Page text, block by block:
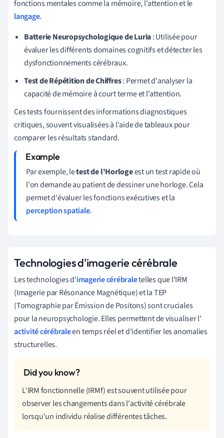
fonctions mentales comme la mémoire, l'attention et le
langage.
Batterie Neuropsychologique de Luria: Utilisée pour
évaluer les différents domaines cognitifs et détecter les
dysfonctionnements cérébraux.
Test de Répétition de Chiffres: Permet d'analyser la
capacité de mémoire à court terme et l'attention.
Ces tests fournissent des informations diagnostiques
critiques, souvent visualisées à l'aide de tableaux pour
comparer les résultats standard.
Par exemple, letest de l'Horlogeest un test rapide où
l'on demande au patient de dessiner une horloge. Cela
permet d'évaluer les fonctions exécutives et la
perception spatiale.
Technologies d'imagerie cérébrale
Les technologies d'imagerie cérébraletelles que l'IRM
(Imagerie par Résonance Magnétique) et la TEP
(Tomographie par Émission de Positons) sont cruciales
pour la neuropsychologie. Elles permettent de visualiser l'
activité cérébraleen temps réel et d'identifier les anomalies
structurelles.
L'IRM fonctionnelle (IRMf) est souvent utilisée pour
observer les changements dans l'activité cérébrale
lorsqu'un individu réalise différentes tâches.